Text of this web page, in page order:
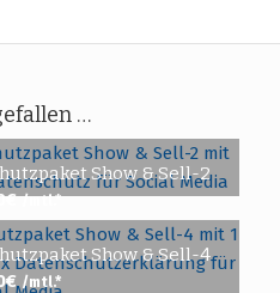
…
Show & Sell-2
€ /mtl.*
Show & Sell-4
€ /mtl.*